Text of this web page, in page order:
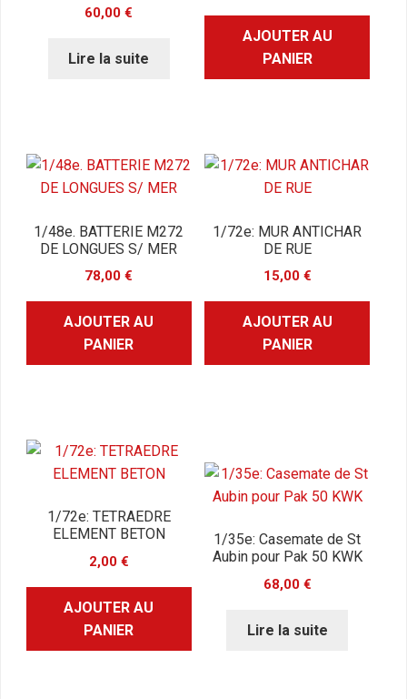
60,00€
Lire la suite
AJOUTER AU
PANIER
1/48e. BATTERIE M272
DE LONGUES S/ MER
78,00€
AJOUTER AU
PANIER
1/72e: MUR ANTICHAR
DE RUE
15,00 €
AJOUTER AU
PANIER
1/72e: TETRAEDRE
ELEMENT BETON
2,00 €
AJOUTER AU
PANIER
1/35e: Casemate de St
Aubin pour Pak 50 KWK
68,00 €
Lire la suite